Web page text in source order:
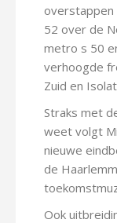
52 over de
metro s 50
verhoogde
Zuid en
Straks met
weet volgt
nieuwe
de
Ook